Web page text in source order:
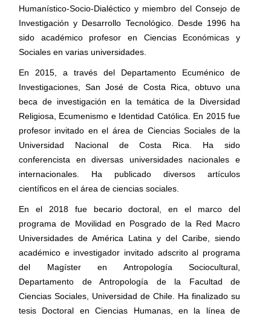
Humanístico-Socio-Dialéctico y miembro del Consejo de
Investigación y Desarrollo Tecnológico. Desde 1996 ha
sido académico profesor en Ciencias Económicas y
Sociales en varias universidades.
En 2015, a través del Departamento Ecuménico de
Investigaciones, San José de Costa Rica, obtuvo una
beca de investigación en la temática de la Diversidad
Religiosa, Ecumenismo e Identidad Católica. En 2015 fue
profesor invitado en el área de Ciencias Sociales de la
Universidad Nacional de Costa Rica. Ha sido
conferencista en diversas universidades nacionales e
internacionales. Ha publicado diversos artículos
científicos en el área de ciencias sociales.
En el 2018 fue becario doctoral, en el marco del
programa de Movilidad en Posgrado de la Red Macro
Universidades de América Latina y del Caribe, siendo
académico e investigador invitado adscrito al programa
del Magíster en Antropología Sociocultural,
Departamento de Antropología de la Facultad de
Ciencias Sociales, Universidad de Chile. Ha finalizado su
tesis Doctoral en Ciencias Humanas, en la línea de